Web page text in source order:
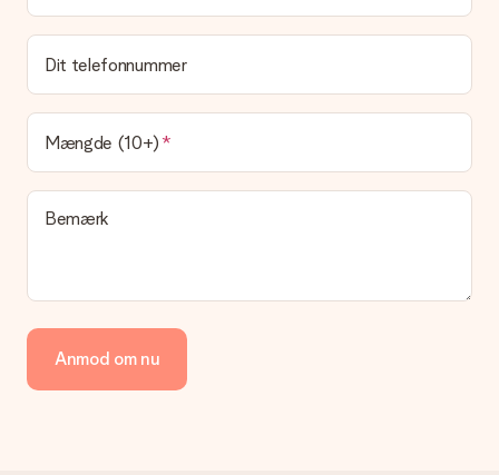
Hvad er leveringstiden, og hvornår modtager jeg min
gave?
Leveringstiden findes på gavens produktside. Du kan stole på,
at vores postfirma leverer din gave på denne dag.
Hvilke leveringsmuligheder kan jeg vælge?
I øjeblikket er det ikke (endnu) muligt at vælge en
leveringsindstilling. Den gave, du vil bestille, sendes enten som
en pakke eller som postkasse levering. Vil du gerne vide
hvilken måde din ordre sendes på? Kontakt venligst vores
Vi tilbyder følgende betalingsmetoder: Dankort, Paypal,
kreditkort, faktura via Klarna eller bankoverførsel. I tilfælde af
manuel betaling overførsel, skal du tage højde for en ekstra 3
Dit telefonnummer
Mængde (10+)
Bemærk
Anmod om nu